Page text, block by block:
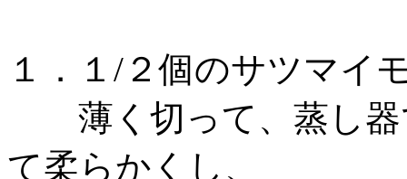
１．１/２個のサツマイ
薄く切って、蒸し器
て柔らかくし、